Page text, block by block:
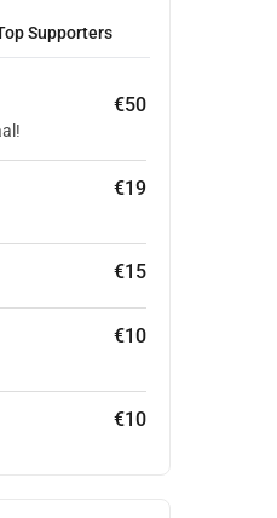
Supporters
€50
€19
€15
€10
€10